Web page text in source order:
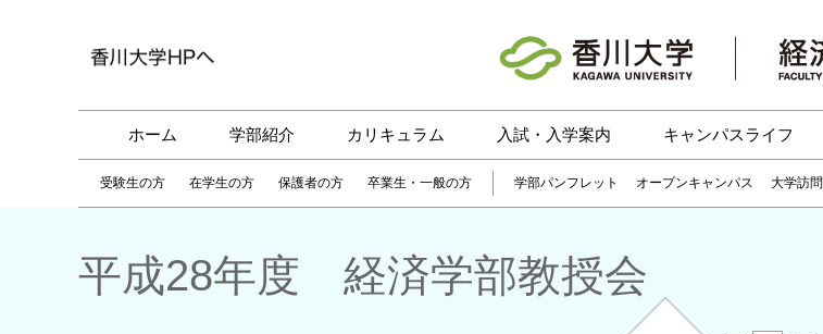
ホーム 学部紹介 カリキュラム 入試・入学案内 キャンパスライフ
受験生の方 在学生の方 保護者の方 卒業生・一般の方 学部パンフレット オープンキャンパス 大学訪問
平成28年度 経済学部教授会